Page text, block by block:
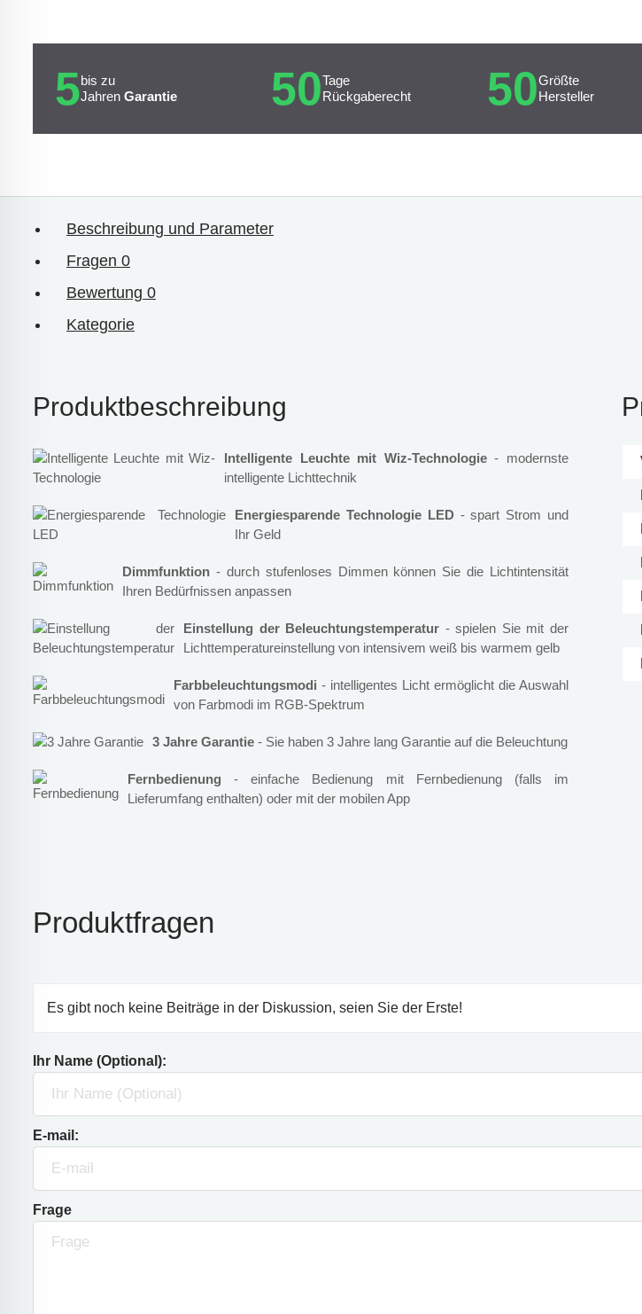
5bis zu
Jahren Garantie 50Tage
Rückgaberecht
50Größte
Hersteller
Beschreibung und Parameter
Fragen 0
Bewertung 0
Kategorie
Produktbeschreibung
Intelligente Leuchte mit Wiz-Technologie- modernste
intelligente Lichttechnik
Energiesparende Technologie LED- spart Strom und
Ihr Geld
Dimmfunktion - durch stufenloses Dimmen können Sie die Lichtintensität
Ihren Bedürfnissen anpassen
Einstellung der Beleuchtungstemperatur - spielen Sie mit der
Lichttemperatureinstellung von intensivem weiß bis warmem gelb
Farbbeleuchtungsmodi - intelligentes Licht ermöglicht die Auswahl
von Farbmodi im RGB-Spektrum
3 Jahre Garantie - Sie haben 3 Jahre lang Garantie auf die Beleuchtung
Fernbedienung - einfache Bedienung mit Fernbedienung (falls im
Lieferumfang enthalten) oder mit der mobilen App
Produktfragen
Es gibt noch keine Beiträge in der Diskussion, seien Sie der Erste!
Ihr Name (Optional):
E-mail:
Frage